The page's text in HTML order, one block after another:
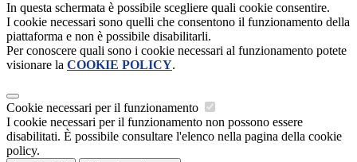
In questa schermata è possibile scegliere quali cookie consentire.
I cookie necessari sono quelli che consentono il funzionamento della
piattaforma e non è possibile disabilitarli.
Per conoscere quali sono i cookie necessari al funzionamento potete
visionare la COOKIE POLICY.
Cookie necessari per il funzionamento
I cookie necessari per il funzionamento non possono essere
disabilitati. È possibile consultare l'elenco nella pagina della cookie
policy.